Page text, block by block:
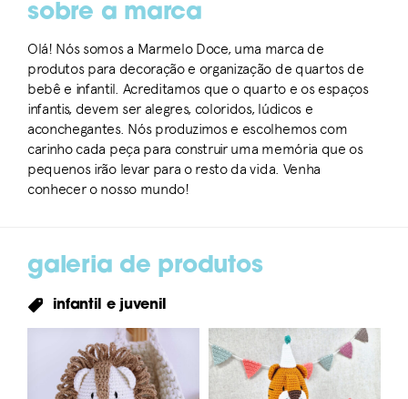
sobre a marca
Olá! Nós somos a Marmelo Doce, uma marca de
produtos para decoração e organização de quartos de
bebê e infantil. Acreditamos que o quarto e os espaços
infantis, devem ser alegres, coloridos, lúdicos e
aconchegantes. Nós produzimos e escolhemos com
carinho cada peça para construir uma memória que os
pequenos irão levar para o resto da vida. Venha
conhecer o nosso mundo!
galeria de produtos
infantil e juvenil